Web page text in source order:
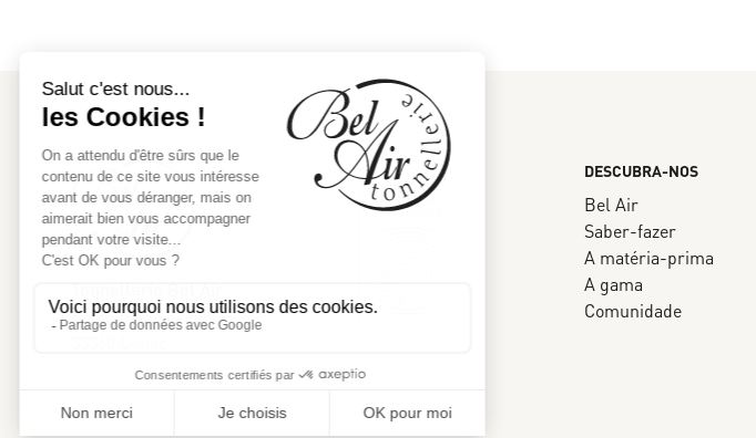
42, route de Créon
DESCUBRA-NOS
Bel Air
Saber-fazer
A matéria-prima
A gama
Comunidade